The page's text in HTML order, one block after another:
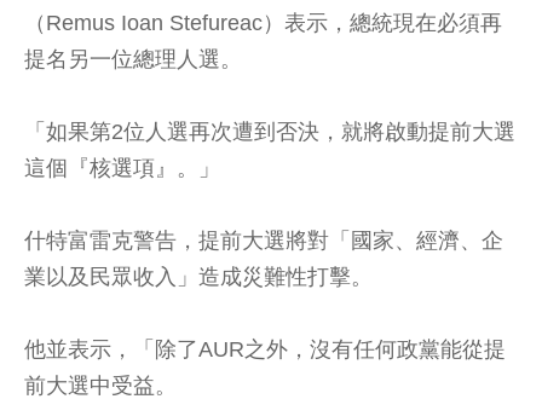
（Remus Ioan Stefureac）表示，總統現在必須再
提名另一位總理人選。
「如果第2位人選再次遭到否決，就將啟動提前大選
這個『核選項』。」
什特富雷克警告，提前大選將對「國家、經濟、企
業以及民眾收入」造成災難性打擊。
他並表示，「除了AUR之外，沒有任何政黨能從提
前大選中受益。